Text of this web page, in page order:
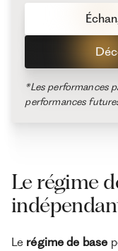
*Les performances
performances
Le régime
Le régime de base